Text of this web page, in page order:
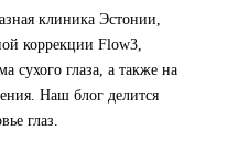
клиника Эстонии,
коррекции Flow3,
сухого глаза, а также на
Наш блог делится
глаз.